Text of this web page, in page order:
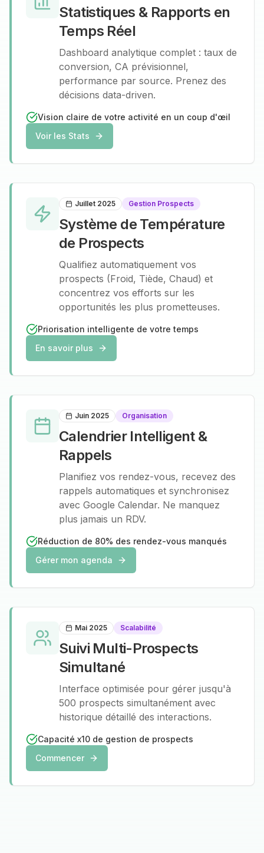
Statistiques & Rapports en
Temps Réel
Dashboard analytique complet : taux de
conversion, CA prévisionnel,
performance par source. Prenez des
décisions data-driven.
Vision claire de votre activité en un coup d'œil
Voir les Stats
Juillet 2025 Gestion Prospects
Système de Température
de Prospects
Qualifiez automatiquement vos
prospects (Froid, Tiède, Chaud) et
concentrez vos efforts sur les
opportunités les plus prometteuses.
Priorisation intelligente de votre temps
En savoir plus
Juin 2025 Organisation
Calendrier Intelligent &
Rappels
Planifiez vos rendez-vous, recevez des
rappels automatiques et synchronisez
avec Google Calendar. Ne manquez
plus jamais un RDV.
Réduction de 80% des rendez-vous manqués
Gérer mon agenda
Mai 2025 Scalabilité
Suivi Multi-Prospects
Simultané
Interface optimisée pour gérer jusqu'à
500 prospects simultanément avec
historique détaillé des interactions.
Capacité x10 de gestion de prospects
Commencer